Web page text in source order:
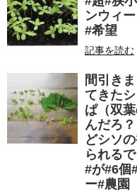
ンウィ
#希望
記事を読む
間引き
てきた
ぱ（双
んだろ
どシソ
られる
#が#6個
ー#農園